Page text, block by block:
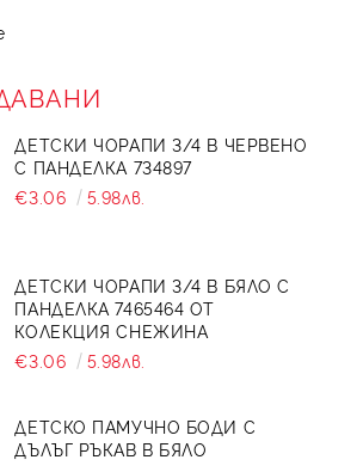
ДЕТСКИ ЧОРАПИ 3/4 В ЧЕРВЕНО
С ПАНДЕЛКА 734897
€3.06
5.98лв.
ДЕТСКИ ЧОРАПИ 3/4 В БЯЛО С
ПАНДЕЛКА 7465464 ОТ
КОЛЕКЦИЯ СНЕЖИНА
€3.06
5.98лв.
ДЕТСКО ПАМУЧНО БОДИ С
ДЪЛЪГ РЪКАВ В БЯЛО